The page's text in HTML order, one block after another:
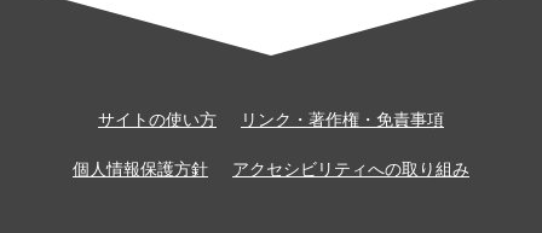
サイトの使い方 リンク・著作権・免責事項
個人情報保護方針 アクセシビリティへの取り組み